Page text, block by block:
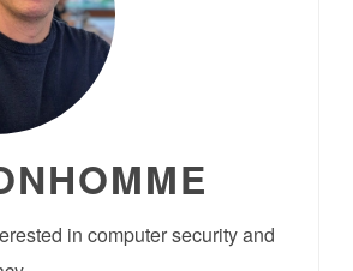
in computer security and